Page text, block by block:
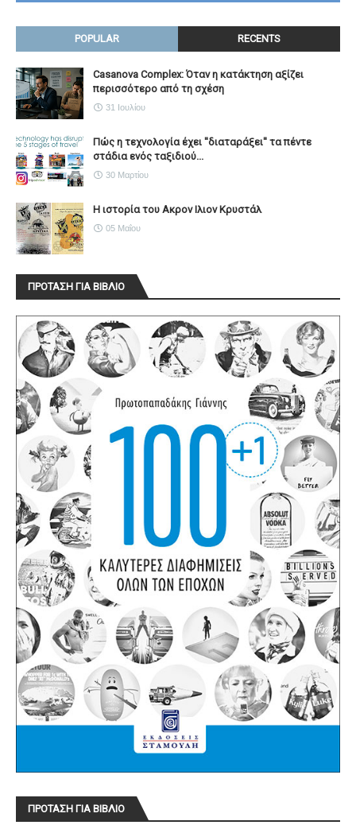
POPULAR RECENTS
Casanova Complex: Όταν η κατάκτηση αξίζει
περισσότερο από τη σχέση
31 Ιουλίου
Πώς η τεχνολογία έχει ''διαταράξει'' τα πέντε
στάδια ενός ταξιδιού...
30 Μαρτίου
Η ιστορία του Ακρον Ιλιον Κρυστάλ
05 Μαΐου
ΠΡΟΤΑΣΗ ΓΙΑ ΒΙΒΛΙΟ
ΠΡΟΤΑΣΗ ΓΙΑ ΒΙΒΛΙΟ